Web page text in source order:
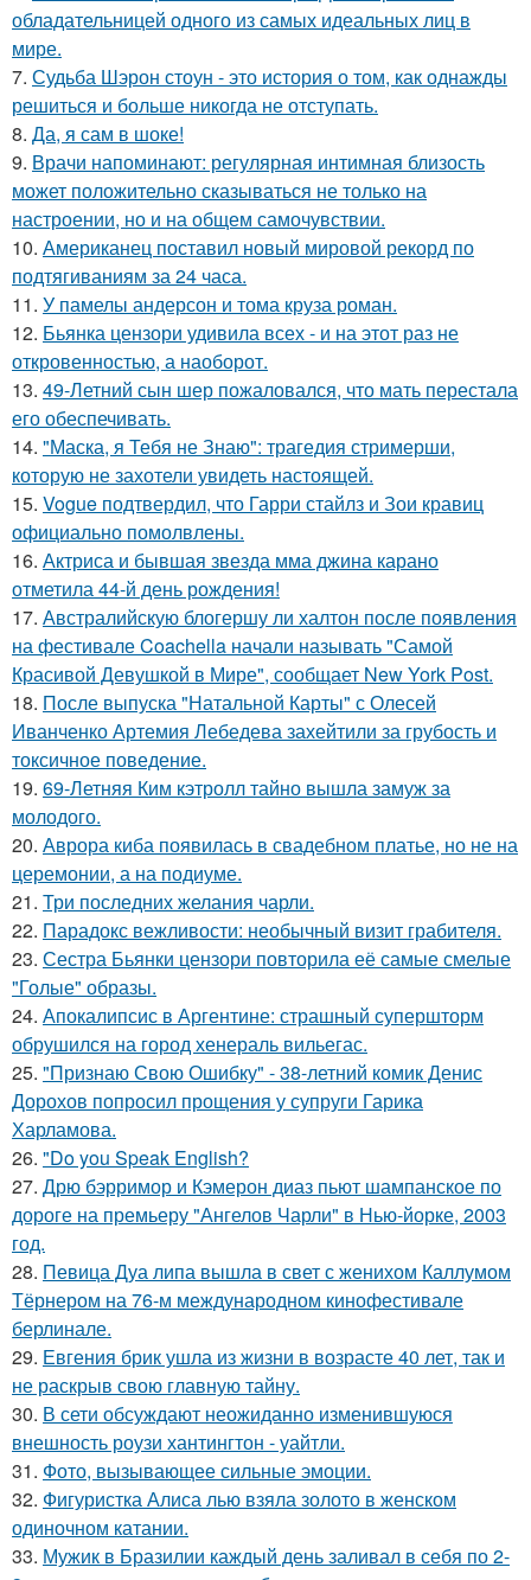
обладательницей одного из самых идеальных лиц в
мире.
7. Судьба Шэрон стоун - это история о том, как однажды
решиться и больше никогда не отступать.
8. Да, я сам в шоке!
9. Врачи напоминают: регулярная интимная близость
может положительно сказываться не только на
настроении, но и на общем самочувствии.
10. Американец поставил новый мировой рекорд по
подтягиваниям за 24 часа.
11. У памелы андерсон и тома круза роман.
12. Бьянка цензори удивила всех - и на этот раз не
откровенностью, а наоборот.
13. 49-Летний сын шер пожаловался, что мать перестала
его обеспечивать.
14. "Маска, я Тебя не Знаю": трагедия стримерши,
которую не захотели увидеть настоящей.
15. Vogue подтвердил, что Гарри стайлз и Зои кравиц
официально помолвлены.
16. Актриса и бывшая звезда мма джина карано
отметила 44-й день рождения!
17. Австралийскую блогершу ли халтон после появления
на фестивале Coachella начали называть "Самой
Красивой Девушкой в Мире", сообщает New York Post.
18. После выпуска "Натальной Карты" с Олесей
Иванченко Артемия Лебедева захейтили за грубость и
токсичное поведение.
19. 69-Летняя Ким кэтролл тайно вышла замуж за
молодого.
20. Аврора киба появилась в свадебном платье, но не на
церемонии, а на подиуме.
21. Три последних желания чарли.
22. Парадокс вежливости: необычный визит грабителя.
23. Сестра Бьянки цензори повторила её самые смелые
"Голые" образы.
24. Апокалипсис в Аргентине: страшный супершторм
обрушился на город хенераль вильегас.
25. "Признаю Свою Ошибку" - 38-летний комик Денис
Дорохов попросил прощения у супруги Гарика
Харламова.
26. "Do you Speak English?
27. Дрю бэрримор и Кэмерон диаз пьют шампанское по
дороге на премьеру "Ангелов Чарли" в Нью-йорке, 2003
год.
28. Певица Дуа липа вышла в свет с женихом Каллумом
Тёрнером на 76-м международном кинофестивале
берлинале.
29. Евгения брик ушла из жизни в возрасте 40 лет, так и
не раскрыв свою главную тайну.
30. В сети обсуждают неожиданно изменившуюся
внешность роузи хантингтон - уайтли.
31. Фото, вызывающее сильные эмоции.
32. Фигуристка Алиса лью взяла золото в женском
одиночном катании.
33. Мужик в Бразилии каждый день заливал в себя по 2-